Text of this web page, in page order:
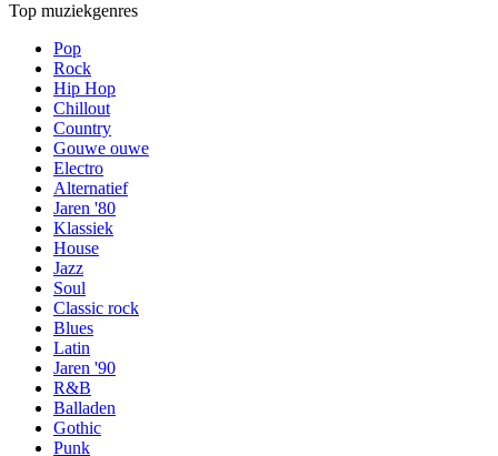
Top muziekgenres
Pop
Rock
Hip Hop
Chillout
Country
Gouwe ouwe
Electro
Alternatief
Jaren '80
Klassiek
House
Jazz
Soul
Classic rock
Blues
Latin
Jaren '90
R&B
Balladen
Gothic
Punk